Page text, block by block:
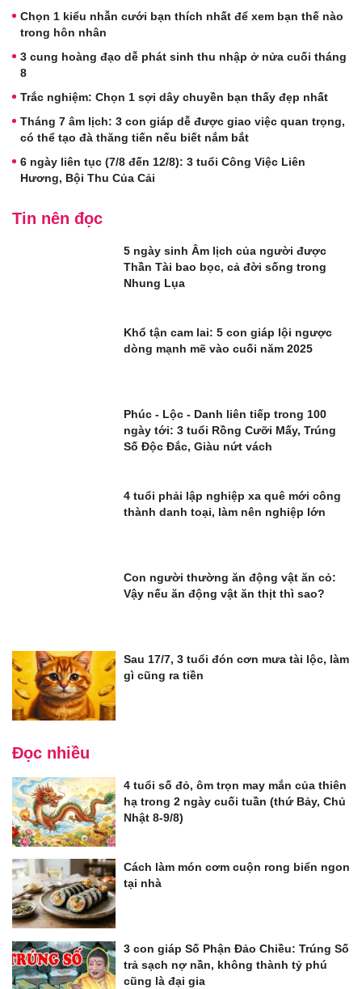
Chọn 1 kiểu nhẫn cưới bạn thích nhất để xem bạn thế nào
trong hôn nhân
3 cung hoàng đạo dễ phát sinh thu nhập ở nửa cuối tháng
8
Trắc nghiệm: Chọn 1 sợi dây chuyền bạn thấy đẹp nhất
Tháng 7 âm lịch: 3 con giáp dễ được giao việc quan trọng,
có thể tạo đà thăng tiến nếu biết nắm bắt
6 ngày liên tục (7/8 đến 12/8): 3 tuổi Công Việc Liên
Hương, Bội Thu Của Cải
Tin nên đọc
5 ngày sinh Âm lịch của người được
Thần Tài bao bọc, cả đời sống trong
Nhung Lụa
Khổ tận cam lai: 5 con giáp lội ngược
dòng mạnh mẽ vào cuối năm 2025
Phúc - Lộc - Danh liên tiếp trong 100
ngày tới: 3 tuổi Rồng Cưỡi Mấy, Trúng
Số Độc Đắc, Giàu nứt vách
4 tuổi phải lập nghiệp xa quê mới công
thành danh toại, làm nên nghiệp lớn
Con người thường ăn động vật ăn cỏ:
Vậy nếu ăn động vật ăn thịt thì sao?
Sau 17/7, 3 tuổi đón cơn mưa tài lộc, làm
gì cũng ra tiền
Đọc nhiều
4 tuổi số đỏ, ôm trọn may mắn của thiên
hạ trong 2 ngày cuối tuần (thứ Bảy, Chủ
Nhật 8-9/8)
Cách làm món cơm cuộn rong biển ngon
tại nhà
3 con giáp Số Phận Đảo Chiều: Trúng Số
trả sạch nợ nần, không thành tỷ phú
cũng là đại gia